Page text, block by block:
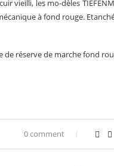
vieilli, les mo-dèles
à fond rouge.
de réserve de marche fond
0 comment